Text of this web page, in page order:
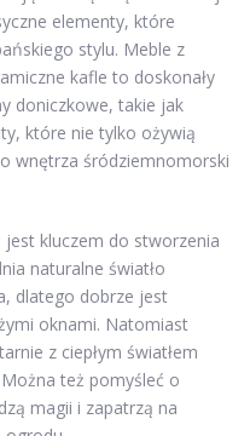
elementy, które
stylu. Meble z
kafle to doskonały
doniczkowe, takie jak
które nie tylko ożywią
wnętrza śródziemnomorski
jest kluczem do stworzenia
naturalne światło
dlatego dobrze jest
oknami. Natomiast
z ciepłym światłem
też pomyśleć o
magii i zapatrzą na